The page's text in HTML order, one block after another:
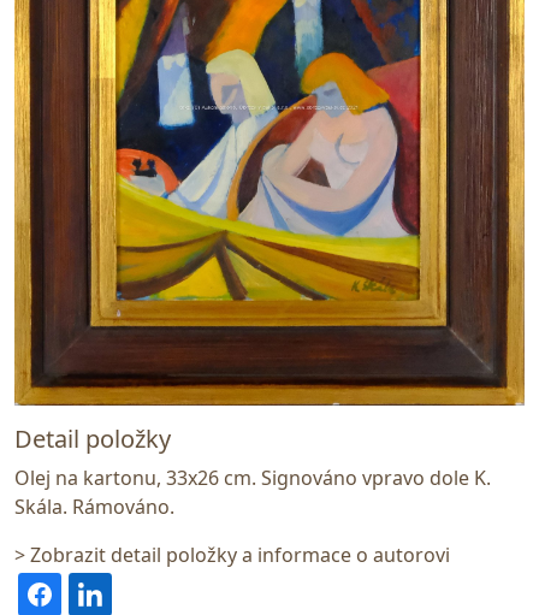
Detail položky
Olej na kartonu, 33x26 cm. Signováno vpravo dole K.
Skála. Rámováno.
> Zobrazit detail položky a informace o autorovi